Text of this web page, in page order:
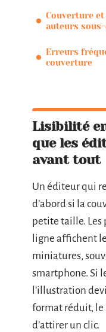
Couverture
auteurs
Erreurs
couverture
Lisibilité
que les
avant tout
Un éditeur qui
d’abord si la
petite taille. Les
ligne affichent
miniatures,
smartphone. Si
l’illustration
format réduit, le
d’attirer un clic.